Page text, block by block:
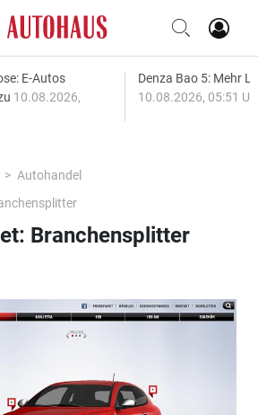
E-Autos
10.08.2026,
Denza Bao 5: Mehr
10.08.2026, 05:51
Autohandel
Branchensplitter